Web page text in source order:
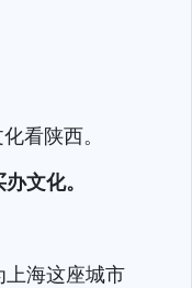
看陕西。
文化。
海这座城市